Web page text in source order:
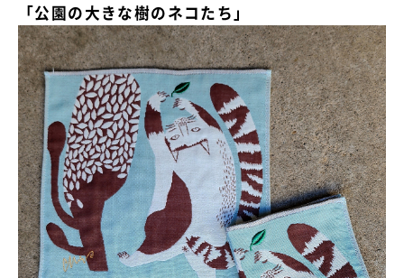
「公園の大きな樹のネコたち」